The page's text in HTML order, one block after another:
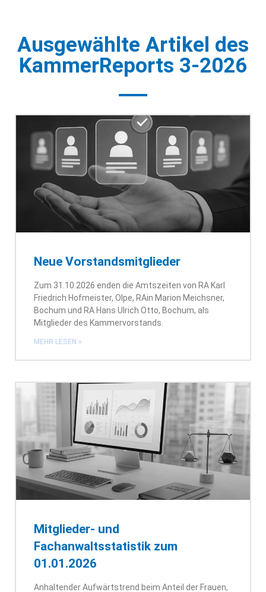
Ausgewählte Artikel des
KammerReports 3-2026
Neue Vorstandsmitglieder
Zum 31.10.2026 enden die Amtszeiten von RA Karl
Friedrich Hofmeister, Olpe, RAin Marion Meichsner,
Bochum und RA Hans Ulrich Otto, Bochum, als
Mitglieder des Kammervorstands.
MEHR LESEN »
Mitglieder- und
Fachanwaltsstatistik zum
01.01.2026
Anhaltender Aufwärtstrend beim Anteil der Frauen,